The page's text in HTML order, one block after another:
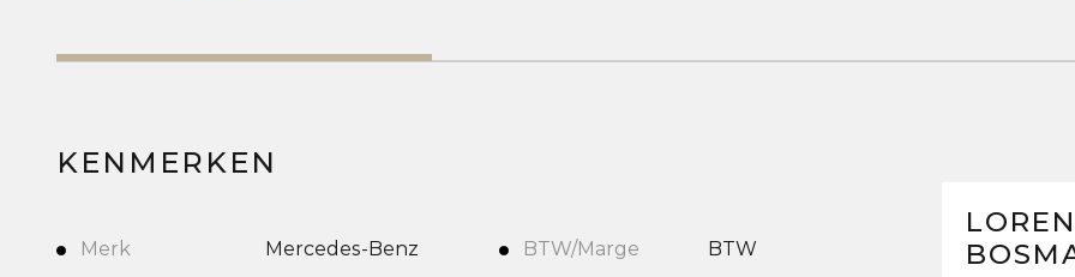
KENMERKEN
Merk
Mercedes-Benz
BTW/Marge
BTW